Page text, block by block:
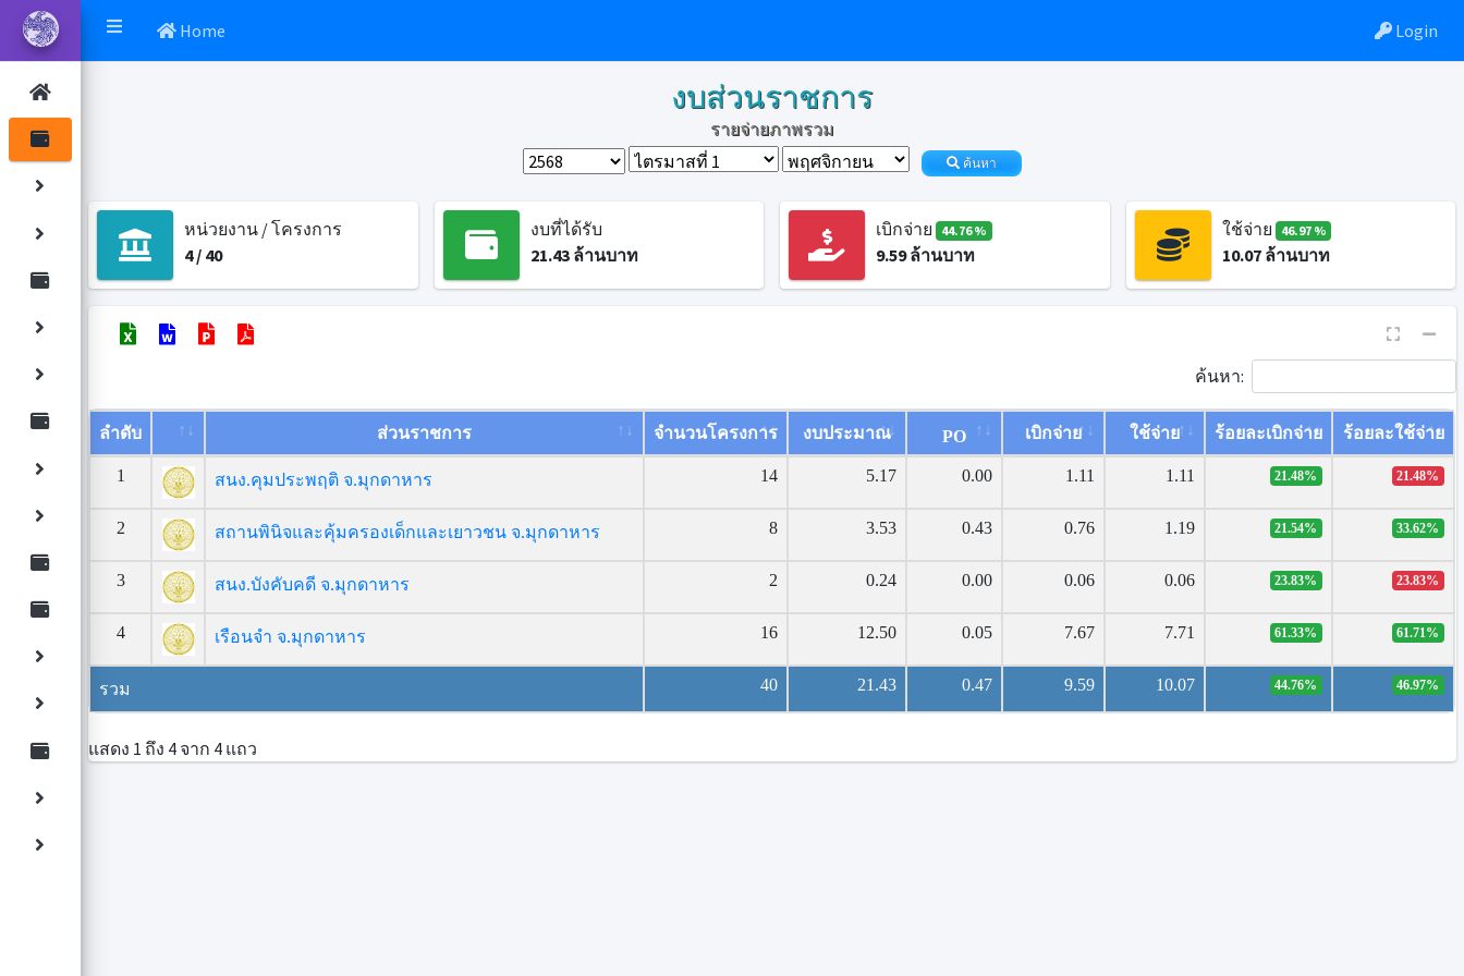
Home Login
งบส่วนราชการ
รายจ่ายภาพรวม
ค้นหา
หน่วยงาน / โครงการ
4/ 40
งบที่ได้รับ
21.43ล้านบาท
เบิกจ่าย 44.76 %
9.59ล้านบาท
ใช้จ่าย 46.97 %
10.07ล้านบาท
ค้นหา:
ลำดับ ส่วนราชการ จำนวนโครงการ งบประมาณ PO เบิกจ่าย ใช้จ่าย ร้อยละเบิกจ่าย ร้อยละใช้จ่าย
1 สนง.คุมประพฤติ จ.มุกดาหาร 14 5.17 0.00 1.11 1.11 21.48% 21.48%
2 สถานพินิจและคุ้มครองเด็กและเยาวชน จ.มุกดาหาร 8 3.53 0.43 0.76 1.19 21.54% 33.62%
3 สนง.บังคับคดี จ.มุกดาหาร 2 0.24 0.00 0.06 0.06 23.83% 23.83%
4 เรือนจำ จ.มุกดาหาร 16 12.50 0.05 7.67 7.71 61.33% 61.71%
รวม 40 21.43 0.47 9.59 10.07 44.76% 46.97%
แสดง 1 ถึง 4 จาก 4 แถว